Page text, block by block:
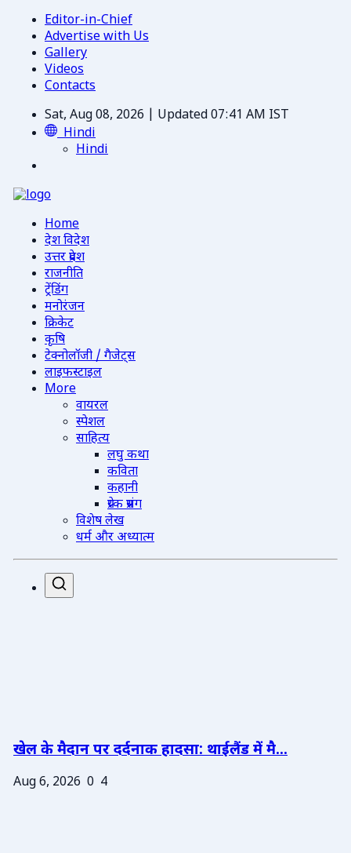
Editor-in-Chief
Advertise with Us
Gallery
Videos
Contacts
Sat, Aug 08, 2026 | Updated 07:41 AM IST
Hindi
Hindi
Home
देश विदेश
उत्तर प्रदेश
राजनीति
ट्रेंडिंग
मनोरंजन
क्रिकेट
कृषि
टेक्नोलॉजी / गैजेट्स
लाइफस्टाइल
More
वायरल
स्पेशल
साहित्य
लघु कथा
कविता
कहानी
प्रेरक प्रसंग
विशेष लेख
धर्म और अध्यात्म
खेल के मैदान पर दर्दनाक हादसा: थाईलैंड में मै...
Aug 6, 2026 0 4